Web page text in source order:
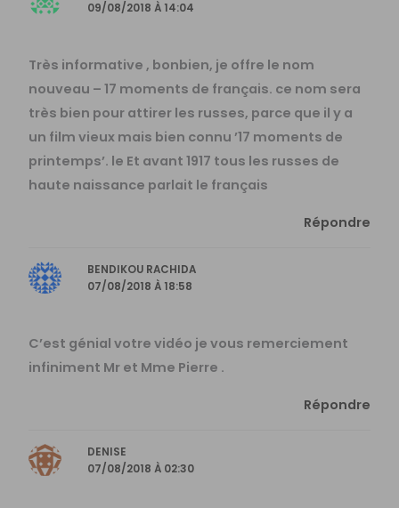
09/08/2018 À 14:04
Très informative , bonbien, je offre le nom
nouveau – 17 moments de français. ce nom sera
très bien pour attirer les russes, parce que il y a
un film vieux mais bien connu ’17 moments de
printemps’. le Et avant 1917 tous les russes de
haute naissance parlait le français
Répondre
BENDIKOU RACHIDA
07/08/2018 À 18:58
C’est génial votre vidéo je vous remerciement
infiniment Mr et Mme Pierre .
Répondre
DENISE
07/08/2018 À 02:30